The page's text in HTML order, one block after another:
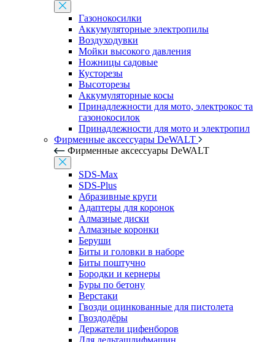
Газонокосилки
Аккумуляторные электропилы
Воздуходувки
Мойки высокого давления
Ножницы садовые
Кусторезы
Высоторезы
Аккумуляторные косы
Принадлежности для мото, электрокос та
газонокосилок
Принадлежности для мото и электропил
Фирменные аксессуары DeWALT
Фирменные аксессуары DeWALT
SDS-Max
SDS-Plus
Абразивные круги
Адаптеры для коронок
Алмазные диски
Алмазные коронки
Беруши
Биты и головки в наборе
Биты поштучно
Бородки и кернеры
Буры по бетону
Верстаки
Гвозди оцинкованные для пистолета
Гвоздодёры
Держатели цифенборов
Для дельташлифмашин